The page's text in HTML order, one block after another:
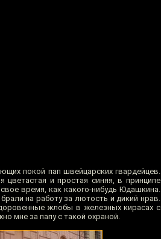
покой пап швейцарских гвардейцев.
и простая синяя, в принципе
время, как какого-нибудь Юдашкина.
на работу за лютость и дикий нрав.
жлобы в железных кирасах с
мне за папу с такой охраной.